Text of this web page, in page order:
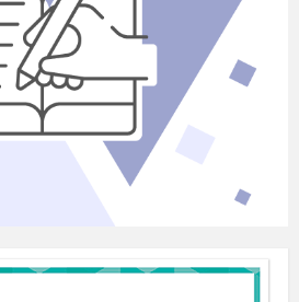
пори чути пісню
всі йдуть по ялинку
рік без ялинки
по сніжку